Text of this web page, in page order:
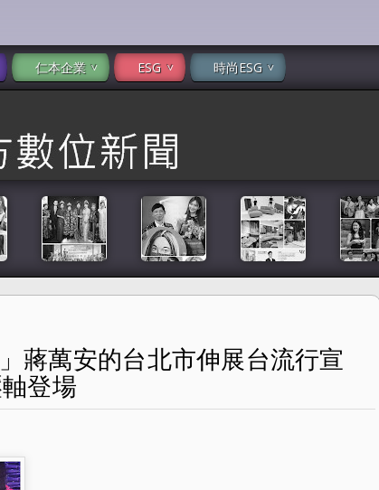
仁本企業 ESG 時尚ESG
宣言 2025「台北好時尚」壓軸登場
蔣萬安的台北市伸展台流行宣
登場